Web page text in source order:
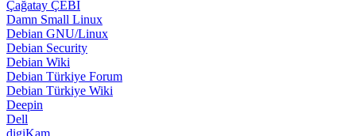
Çağatay ÇEBİ
Damn Small Linux
Debian GNU/Linux
Debian Security
Debian Wiki
Debian Türkiye Forum
Debian Türkiye Wiki
Deepin
Dell
digiKam